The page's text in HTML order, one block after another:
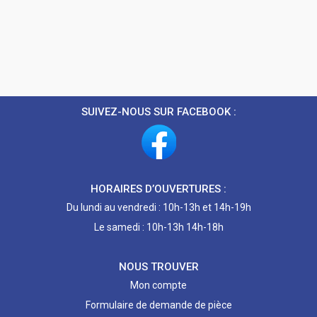
SUIVEZ-NOUS SUR FACEBOOK :
HORAIRES D’OUVERTURES :
Du lundi au vendredi : 10h-13h et 14h-19h
Le samedi : 10h-13h 14h-18h
NOUS TROUVER
Mon compte
Formulaire de demande de pièce